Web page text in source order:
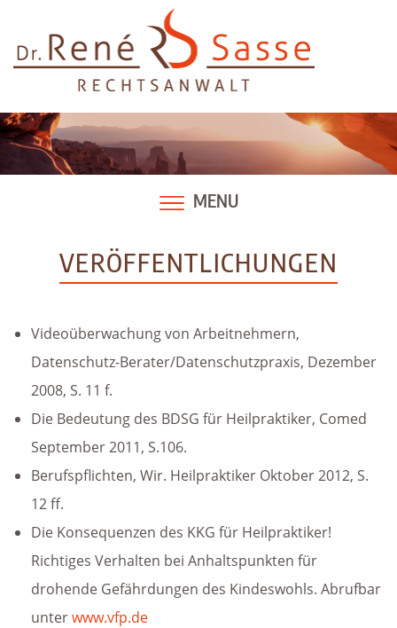
content
MENU
VERÖFFENTLICHUNGEN
Videoüberwachung von Arbeitnehmern,
Datenschutz-Berater/Datenschutzpraxis, Dezember
2008, S. 11 f.
Die Bedeutung des BDSG für Heilpraktiker, Comed
September 2011, S.106.
Berufspflichten, Wir. Heilpraktiker Oktober 2012, S.
12 ff.
Die Konsequenzen des KKG für Heilpraktiker!
Richtiges Verhalten bei Anhaltspunkten für
drohende Gefährdungen des Kindeswohls. Abrufbar
unterwww.vfp.de